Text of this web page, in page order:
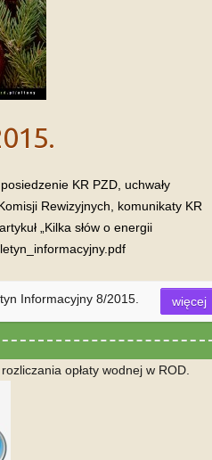
KR PZD, uchwały
Rewizyjnych, komunikaty KR
„Kilka słów o energii
Informacyjny 8/2015. więcej
opłaty wodnej w ROD.